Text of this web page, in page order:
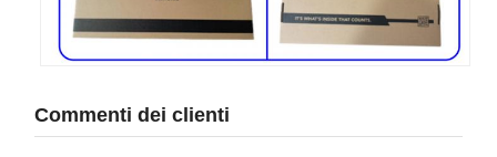
Commenti dei clienti